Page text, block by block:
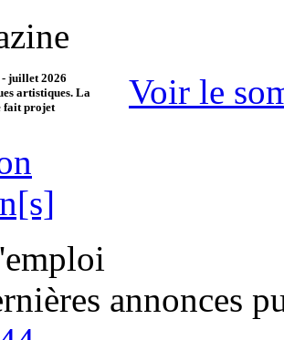
- juillet 2026
artistiques. La
fait projet
Voir le
annonces